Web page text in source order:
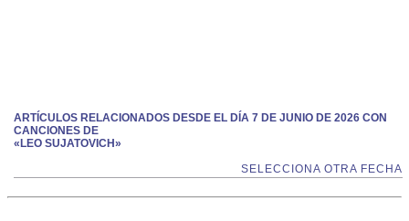
ARTÍCULOS RELACIONADOS DESDE EL DÍA 7 DE JUNIO DE 2026 CON
CANCIONES DE
«LEO SUJATOVICH»
SELECCIONA OTRA FECHA